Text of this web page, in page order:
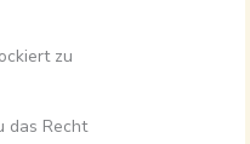
zu
das Recht